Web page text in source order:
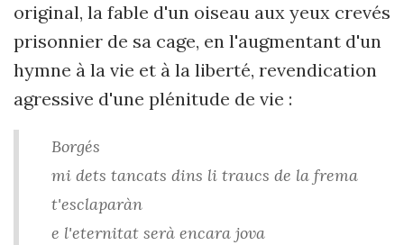
original, la fable d'un oiseau aux yeux crevés
prisonnier de sa cage, en l'augmentant d'un
hymne à la vie et à la liberté, revendication
agressive d'une plénitude de vie :
Borgés
mi dets tancats dins li traucs de la frema
t'esclaparàn
e l'eternitat serà encara jova